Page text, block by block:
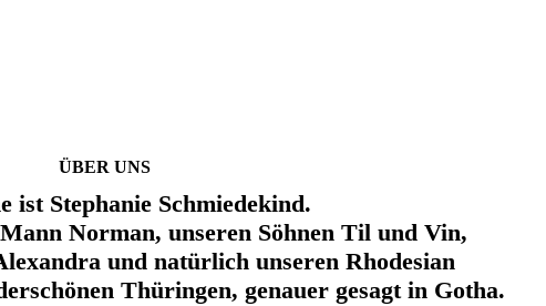
ÜBER UNS
ist Stephanie Schmiedekind.
Norman, unseren Söhnen Til und Vin,
und natürlich unseren Rhodesian
Thüringen, genauer gesagt in Gotha.